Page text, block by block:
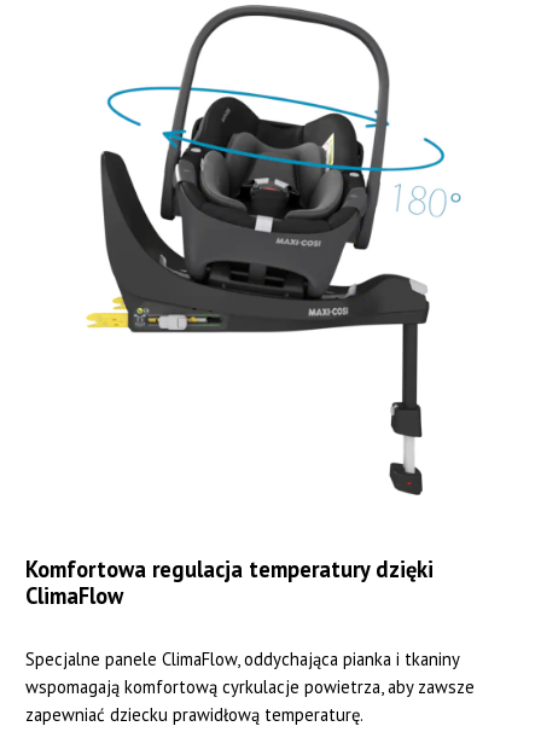
Komfortowa regulacja temperatury dzięki
ClimaFlow
Specjalne panele ClimaFlow, oddychająca pianka i tkaniny
wspomagają komfortową cyrkulacje powietrza, aby zawsze
zapewniać dziecku prawidłową temperaturę.